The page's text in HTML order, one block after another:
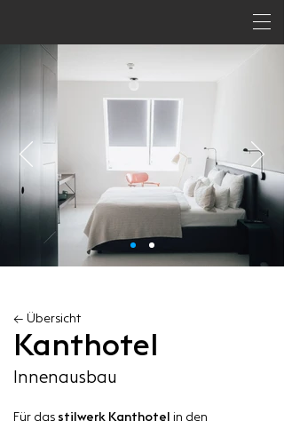
← Übersicht
Kanthotel
Innenausbau
Für das stilwerk Kanthotel in den